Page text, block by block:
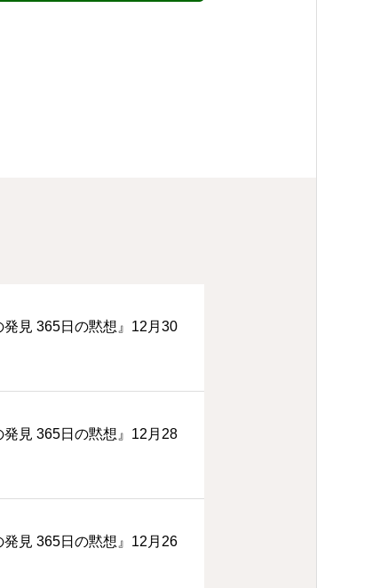
発見 365日の黙想』12月30
発見 365日の黙想』12月28
発見 365日の黙想』12月26